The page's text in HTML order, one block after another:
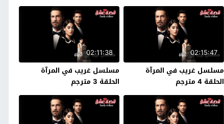
02:15:47
مسلسل غريب في المرآة
الحلقة 4 مترجم
02:11:38
مسلسل غريب في المرآة
الحلقة 3 مترجم